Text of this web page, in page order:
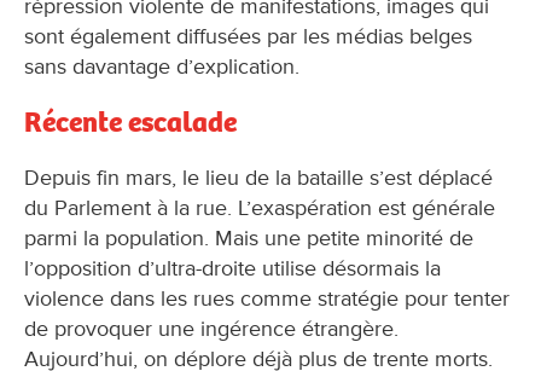
répression violente de manifestations, images qui
sont également diffusées par les médias belges
sans davantage d’explication.
Récente escalade
Depuis fin mars, le lieu de la bataille s’est déplacé
du Parlement à la rue. L’exaspération est générale
parmi la population. Mais une petite minorité de
l’opposition d’ultra-droite utilise désormais la
violence dans les rues comme stratégie pour tenter
de provoquer une ingérence étrangère.
Aujourd’hui, on déplore déjà plus de trente morts.